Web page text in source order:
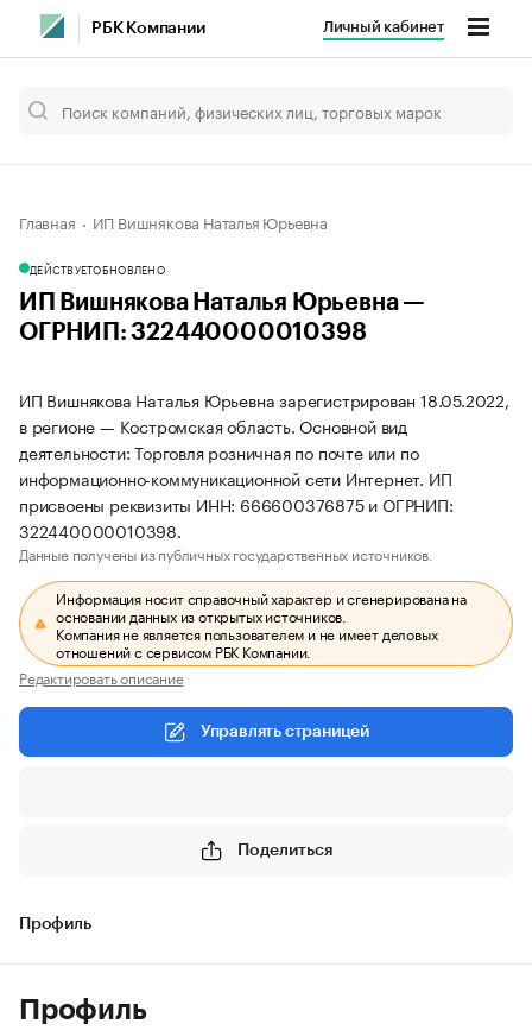
РБК Компании Личный кабинет
Главная ИП Вишнякова Наталья Юрьевна
ДЕЙСТВУЕТОБНОВЛЕНО
ИП Вишнякова Наталья Юрьевна —
ОГРНИП: 322440000010398
ИП Вишнякова Наталья Юрьевна зарегистрирован 18.05.2022,
в регионе — Костромская область. Основной вид
деятельности: Торговля розничная по почте или по
информационно-коммуникационной сети Интернет. ИП
присвоены реквизиты ИНН: 666600376875 и ОГРНИП:
322440000010398.
Данные получены из публичных государственных источников.
Информация носит справочный характер и сгенерирована на
основании данных из открытых источников.
Компания не является пользователем и не имеет деловых
отношений с сервисом РБК Компании.
Редактировать описание
Управлять страницей
Поделиться
Профиль
Профиль